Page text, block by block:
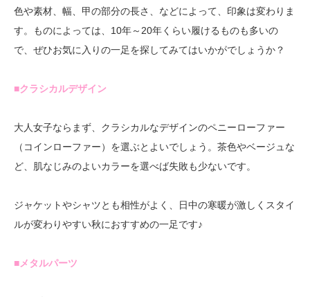
色や素材、幅、甲の部分の長さ、などによって、印象は変わりま
す。ものによっては、10年～20年くらい履けるものも多いの
で、ぜひお気に入りの一足を探してみてはいかがでしょうか？
■クラシカルデザイン
大人女子ならまず、クラシカルなデザインのペニーローファー
（コインローファー）を選ぶとよいでしょう。茶色やベージュな
ど、肌なじみのよいカラーを選べば失敗も少ないです。
ジャケットやシャツとも相性がよく、日中の寒暖が激しくスタイ
ルが変わりやすい秋におすすめの一足です♪
■メタルパーツ